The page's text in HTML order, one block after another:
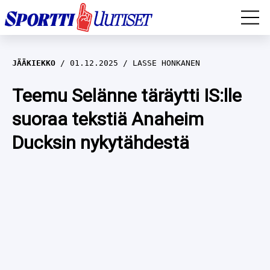
EM-YLEISURHEILU
JÄÄKIEKKO
YLEISURHEILU
WILMA HELTELÄ
TALVILAJIT
JÄÄKIEKKO 01.12.2025 LASSE HONKANEN
Teemu Selänne täräytti IS:lle
suoraa tekstiä Anaheim
Ducksin nykytähdestä